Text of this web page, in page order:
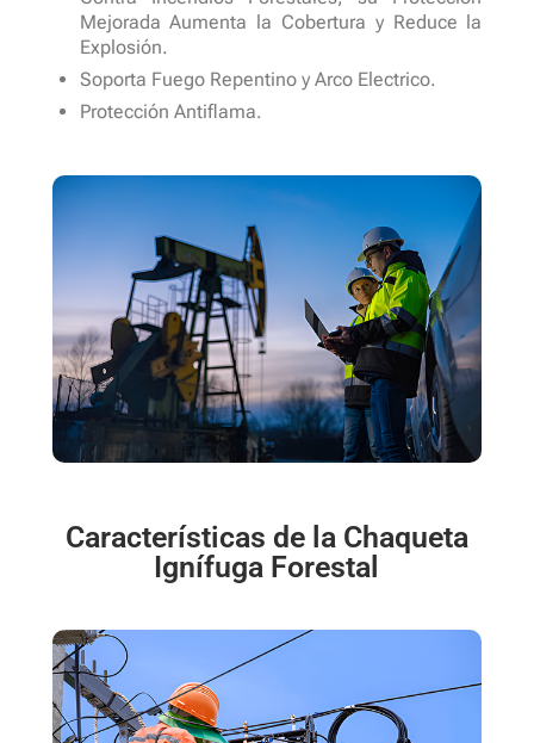
Mejorada Aumenta la Cobertura y Reduce la
Explosión.
Soporta Fuego Repentino y Arco Electrico.
Protección Antiflama.
Características de la Chaqueta
Ignífuga Forestal